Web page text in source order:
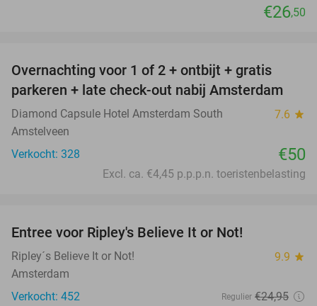
€26,50
Overnachting voor 1 of 2 + ontbijt + gratis
parkeren + late check-out nabij Amsterdam
Diamond Capsule Hotel Amsterdam South 7.6 star
Amstelveen
Verkocht: 328
€50
Excl. ca. €4,45 p.p.p.n. toeristenbelasting
Entree voor Ripley's Believe It or Not!
Ripley´s Believe It or Not! 9.9 star
Amsterdam
Verkocht: 452
Regulier €24,95